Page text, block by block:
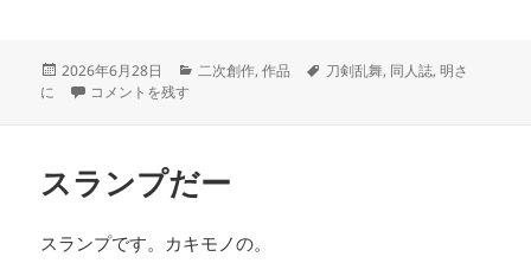
投
稿
2026年6月28日
カ
二次創作,作品
タ
刀剣乱舞, 同人誌,明さ
に
本ができたぞー に
コメントを残す
スランプだー
スランプです。カキモノの。